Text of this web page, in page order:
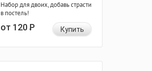
Набор для двоих, добавь страсти
в постель!
от 120Р Купить